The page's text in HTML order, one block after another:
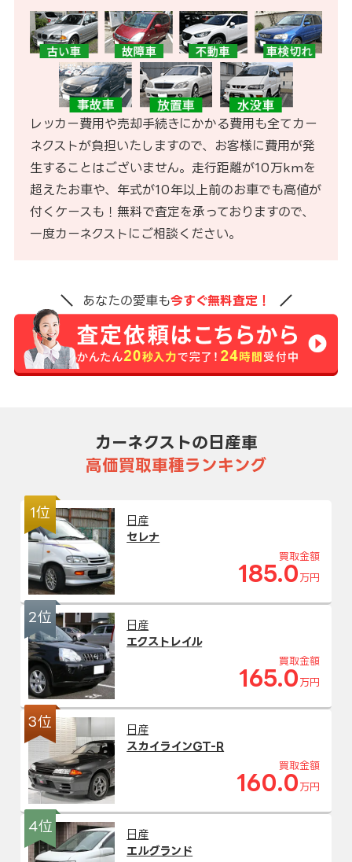
レッカー費用や売却手続きにかかる費用も全てカー
ネクストが負担いたしますので、お客様に費用が発
生することはございません。走行距離が10万kmを
超えたお車や、年式が10年以上前のお車でも高値が
付くケースも！無料で査定を承っておりますので、
一度カーネクストにご相談ください。
あなたの愛車も今すぐ無料査定！
カーネクストの日産車
高価買取車種ランキング
1位
日産
セレナ
買取金額
185.0 万円
2位
日産
エクストレイル
買取金額
165.0 万円
3位
日産
スカイラインGT-R
買取金額
160.0 万円
4位
日産
エルグランド